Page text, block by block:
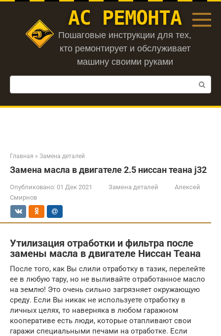
Перейти
АС РЕМОНТА
Пошаговые инструкции для тех,
кто ремонтирует и обслуживает
машину своими руками
Поиск:
Главная » Замена деталей
Замена масла в двигателе 2.5 ниссан теана j32
Опубликовано: 01 Дек 2021 Замена деталей
Алексей
Смирнов
Утилизация отработки и фильтра после
замены масла в двигателе Ниссан Теана
После того, как Вы слили отработку в тазик, перелейте
ее в любую тару, но не выливайте отработанное масло
на землю! Это очень сильно загрязняет окружающую
среду. Если Вы никак не используете отработку в
личных целях, то наверняка в любом гаражном
кооперативе есть люди, которые отапливают свои
гаражи специальными печами на отработке. Если